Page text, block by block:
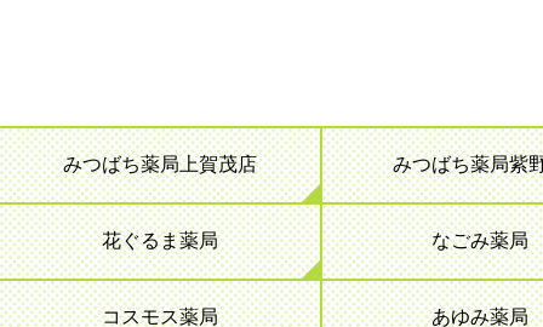
みつばち薬局上賀茂店 みつばち薬局紫
花ぐるま薬局 なごみ薬局
コスモス薬局 あゆみ薬局